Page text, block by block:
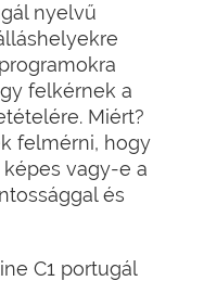
nyelvű
felkérnek a
Miért?
felmérni, hogy
vagy-e a
és
C1 portugál